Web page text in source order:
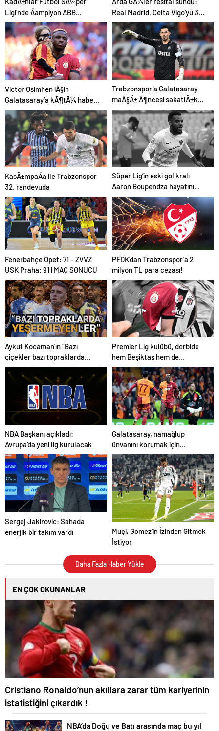
Ligi’nde Åampiyon ABB
Fomget!
Real Madrid, Celta Vigo’yu 3
golle geÃ§ti
Victor Osimhen iÃ§in
Galatasaray’a kÃ¶tÃ¼ haberi
verdi: “Ãocukluk hayalini
gerÃ§ekleÅtirecek”
Trabzonspor’a Galatasaray
maÃ§Ä± Ã¶ncesi sakatlÄ±k
Åoku: UÄurcan ÃakÄ±r
KasÄ±mpaÅa ile Trabzonspor
32. randevuda
Süper Lig’in eski gol kralı
Aaron Boupendza hayatını
kaybetti!
Fenerbahçe Opet: 71 – ZVVZ
USK Praha: 91 | MAÇ SONUCU
PFDK’dan Trabzonspor’a 2
milyon TL para cezası!
Aykut Kocaman’ın “Bazı
çiçekler bazı topraklarda
olmuyor” sözünün karşılığı
olan dünya yıldızları
Premier Lig kulübü, derbide
hem Beşiktaş hem de
Galatasaray’ın genç yıldızlarını
takip edecek: İsimler ortaya
çıktı
NBA Başkanı açıkladı:
Avrupa’da yeni lig kurulacak
Galatasaray, namağlup
ünvanını korumak için
Beşiktaş deplasmanında
Sergej Jakirovic: Sahada
enerjik bir takım vardı
Muçi, Gomez’in İzinden Gitmek
İstiyor
Daha Fazla Haber Yükle
EN ÇOK OKUNANLAR
Cristiano Ronaldo’nun akıllara zarar tüm kariyerinin
istatistiğini çıkardık !
NBA’da Doğu ve Batı arasında maç bu yıl